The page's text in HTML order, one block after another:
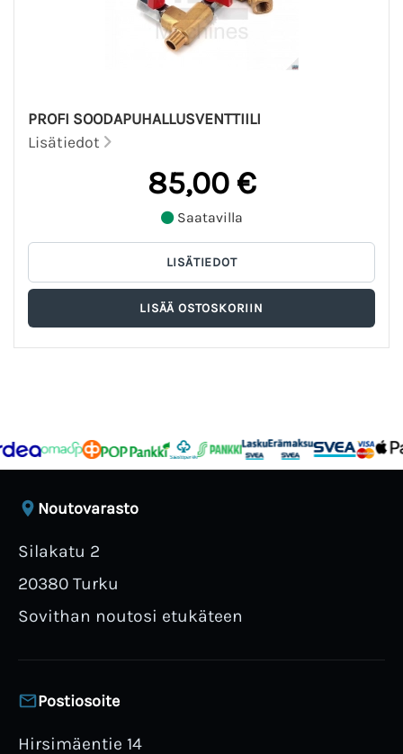
PROFI SOODAPUHALLUSVENTTIILI
Lisätiedot
85,00 €
Saatavilla
Noutovarasto
Silakatu 2
20380 Turku
Sovithan noutosi etukäteen
Postiosoite
Hirsimäentie 14